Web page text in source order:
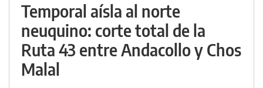
Temporal aísla al norte
neuquino: corte total de la
Ruta 43 entre Andacollo y Chos
Malal